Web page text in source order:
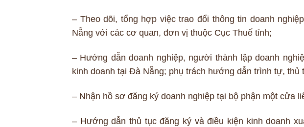
– Theo dõi, tổng hợp việc trao đổi thông tin doanh
Nẵng với các cơ quan, đơn vị thuộc Cục Thuế tỉnh;
– Hướng dẫn doanh nghiệp, người thành lập doanh
kinh doanh tại Đà Nẵng; phụ trách hướng dẫn trình tự, thủ
– Nhận hồ sơ đăng ký doanh nghiệp tại bộ phận một cửa
– Hướng dẫn thủ tục đăng ký và điều kiện kinh doanh